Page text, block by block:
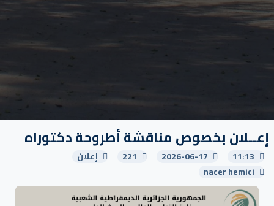
إعــلان بخصوص مناقشة أطروحة دكتوراه
11:13
2026-06-17
221
إعلان
nacer hemici